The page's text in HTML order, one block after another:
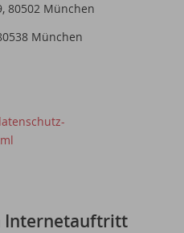
80502 München
München
Internetauftritt